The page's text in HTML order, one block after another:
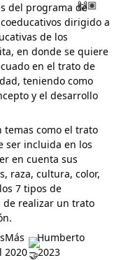
del programa de
dirigido a
de los
en donde se quiere
en el trato de
teniendo como
y el desarrollo
temas como el trato
ser incluida en los
en cuenta sus
raza, cultura, color,
7 tipos de
de realizar un trato
Humberto
– 2023